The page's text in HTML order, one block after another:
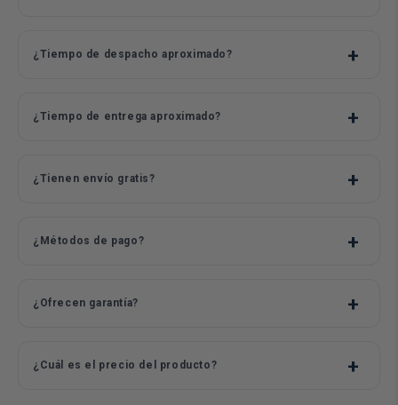
¿Tiempo de despacho aproximado?
¿Tiempo de entrega aproximado?
¿Tienen envío gratis?
¿Métodos de pago?
¿Ofrecen garantía?
¿Cuál es el precio del producto?